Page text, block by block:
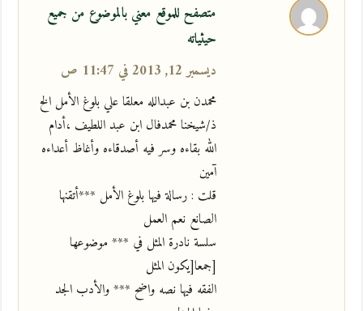
متصفح للموقع معني بالموضوع من جميع
حيثياته
ديسمبر 12, 2013 في 11:47 ص
محمدن بن عبدالله معلقا علي بلوغ الأمل الخ
ذ/شيخنا محمدفال ابن عبد اللطيف ،أدام
الله بقاءه وسر فيه أصدقاءه وأغاظ أعداءه
آمين
قلت : رسالة فيها بلوغ الأمل ***أتقنها
الصانع نعم العمل
سلسة نادرة المثل في *** موضوعها
[جمعا[يكون المثل
الفقه فيها نصه واضح *** والأدب الجد